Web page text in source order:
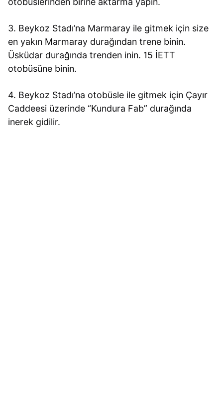
3. Beykoz Stadı’na Marmaray ile gitmek için size
en yakın Marmaray durağından trene binin.
Üsküdar durağında trenden inin. 15 İETT
otobüsüne binin.
4. Beykoz Stadı’na otobüsle ile gitmek için Çayır
Caddeesi üzerinde “Kundura Fab” durağında
inerek gidilir.